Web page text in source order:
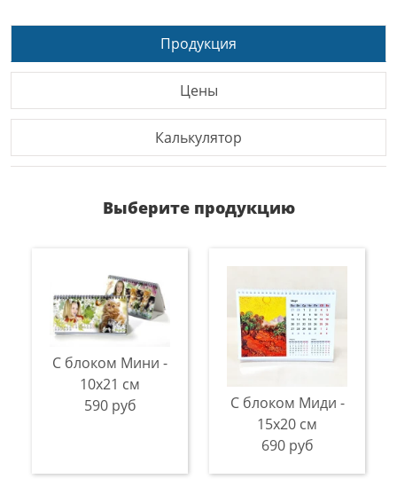
Продукция
Цены
Калькулятор
Выберите продукцию
С блоком Мини -
10х21 см
590 руб
С блоком Миди -
15х20 см
690 руб